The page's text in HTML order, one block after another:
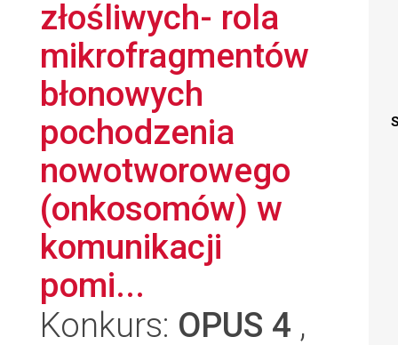
złośliwych- rola
mikrofragmentów
błonowych
pochodzenia
nowotworowego
(onkosomów) w
komunikacji
pomi...
Konkurs: OPUS 4 ,